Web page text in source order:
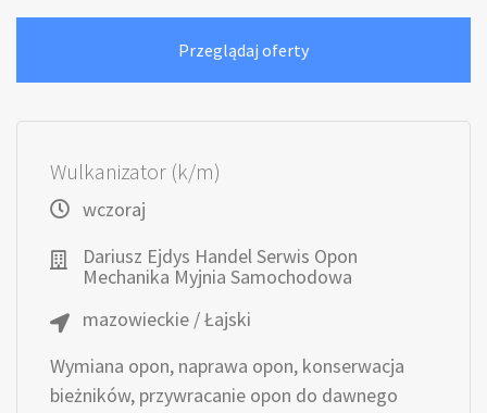
Wulkanizator (k/m)
wczoraj
Dariusz Ejdys Handel Serwis Opon
Mechanika Myjnia Samochodowa
mazowieckie / Łajski
Wymiana opon, naprawa opon, konserwacja
bieżników, przywracanie opon do dawnego